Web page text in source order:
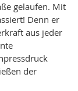
gelaufen. Mit
Denn er
aus jeder
der